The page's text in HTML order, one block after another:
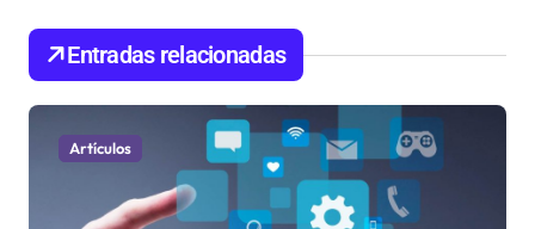
e
Entradas relacionadas
Artículos